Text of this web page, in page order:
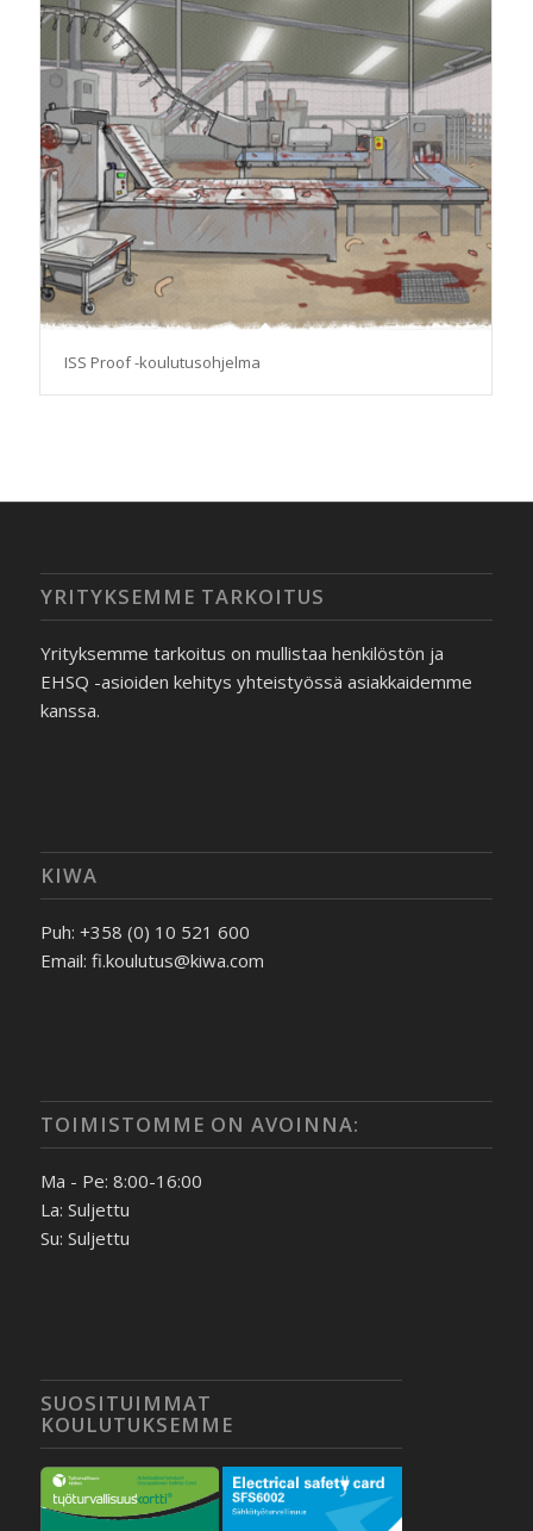
ISS Proof -koulutusohjelma
YRITYKSEMME TARKOITUS
Yrityksemme tarkoitus on mullistaa henkilöstön ja
EHSQ -asioiden kehitys yhteistyössä asiakkaidemme
kanssa.
KIWA
Puh: +358 (0) 10 521 600
Email: fi.koulutus@kiwa.com
TOIMISTOMME ON AVOINNA:
Ma - Pe: 8:00-16:00
La: Suljettu
Su: Suljettu
SUOSITUIMMAT
KOULUTUKSEMME